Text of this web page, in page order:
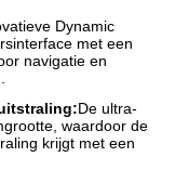
Dynamic
met een
navigatie en
De ultra-
waardoor de
krijgt met een